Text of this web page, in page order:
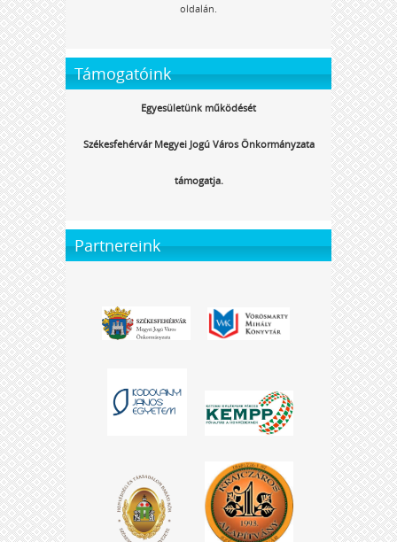
oldalán.
Támogatóink
Egyesületünk működését
Székesfehérvár Megyei Jogú Város Önkormányzata
támogatja.
Partnereink